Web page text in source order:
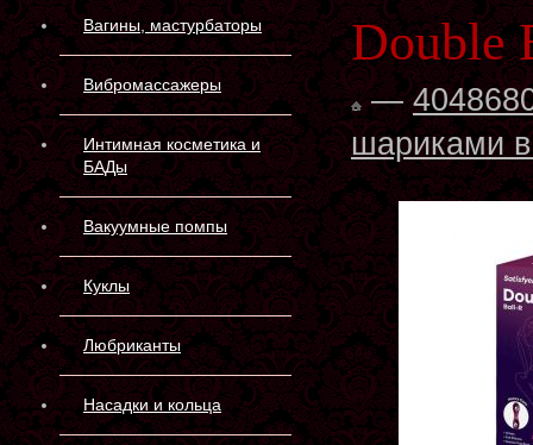
Вагины, мастурбаторы
Вибромассажеры
Интимная косметика и
БАДы
Вакуумные помпы
Куклы
Любриканты
Насадки и кольца
Double
—
шариками